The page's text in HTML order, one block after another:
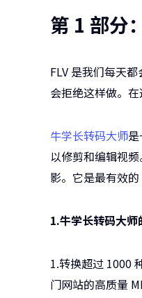
第 1 部分
FLV 是我们每天
会拒绝这样做。
牛学长转码大师
以修剪和编辑视
影。它是最有效的
1.牛学长转码大师
1.转换超过 1000
门网站的高质量